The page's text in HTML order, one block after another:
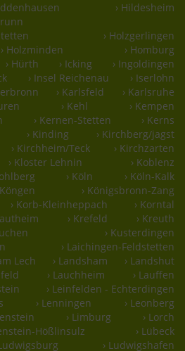
› Hildesheim
› Holzgerlingen
› Holzminden
› Homburg
› Hürth › Icking
› Ingoldingen
› Insel Reichenau
› Iserlohn
› Karlsfeld
› Karlsruhe
› Kehl
› Kempen
› Kernen-Stetten
› Kerns
› Kinding
› Kirchberg/jagst
› Kirchheim/Teck
› Kirchzarten
› Kloster Lehnin
› Koblenz
› Köln
› Köln-Kalk
Köngen
› Königsbronn-Zang
› Korb-Kleinheppach
› Korntal
› Krefeld
› Kreuth
› Kusterdingen
› Laichingen-Feldstetten
Lech › Landsham
› Landshut
› Lauchheim
› Lauffen
› Leinfelden - Echterdingen
› Lenningen
› Leonberg
› Limburg
› Lorch
Hößlinsulz
› Lübeck
› Ludwigshafen